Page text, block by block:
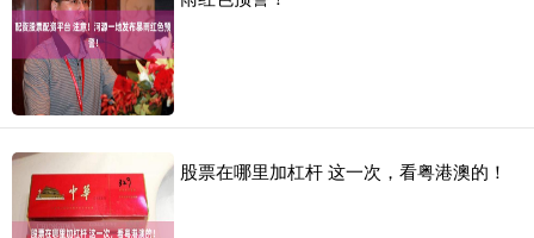
股票在哪里加杠杆 这一次，看粤港澳的！